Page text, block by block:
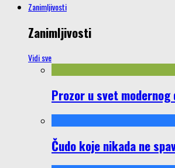
Zanimljivosti
Zanimljivosti
Vidi sve
Prozor u svet modernog
Čudo koje nikada ne